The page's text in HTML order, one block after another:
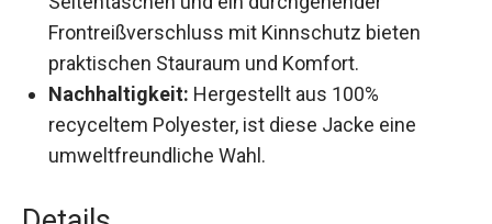
Frontreißverschluss mit Kinnschutz bieten
praktischen Stauraum und Komfort.
Nachhaltigkeit:Hergestellt aus 100%
recyceltem Polyester, ist diese Jacke eine
umweltfreundliche Wahl.
Details